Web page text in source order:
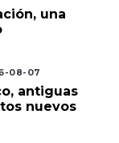
una
08-07
antiguas
nuevos